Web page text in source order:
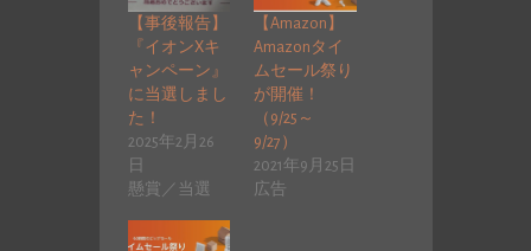
【事後報告】
『イオンXキ
ャンペーン』
に当選しまし
た！
2025年2月26
日
懸賞／当選
【Amazon】
Amazonタイ
ムセール祭り
が開催！
（9/25～
9/27）
2021年9月25日
広告